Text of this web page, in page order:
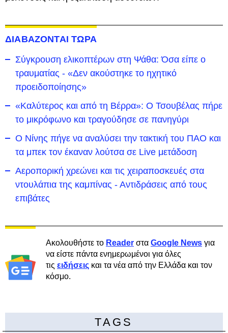
ΔΙΑΒΑΖΟΝΤΑΙ ΤΩΡΑ
Σύγκρουση ελικοπτέρων στη Ψάθα: Όσα είπε ο
τραυματίας - «Δεν ακούστηκε το ηχητικό
προειδοποίησης»
«Καλύτερος και από τη Βέρρα»: Ο Τσουβέλας πήρε
το μικρόφωνο και τραγούδησε σε πανηγύρι
Ο Νίνης πήγε να αναλύσει την τακτική του ΠΑΟ και
τα μπεκ τον έκαναν λούτσα σε Live μετάδοση
Αεροπορική χρεώνει και τις χειραποσκευές στα
ντουλάπια της καμπίνας - Αντιδράσεις από τους
επιβάτες
Ακολουθήστε το Reader στα Google News για
να είστε πάντα ενημερωμένοι για όλες
τις ειδήσεις και τα νέα από την Ελλάδα και τον
κόσμο.
TAGS